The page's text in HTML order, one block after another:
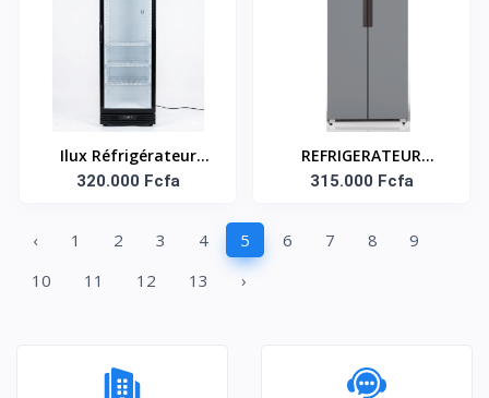
Ilux Réfrigérateur
Vertical Vitré -
380L
320.000 Fcfa
REFRIGERATEUR
AMERICAIN DEUX
410L NET - KNASF2-
315.000 Fcfa
‹ 1 2 3 4 5 6 7 8
9
10
11 12 13 ›